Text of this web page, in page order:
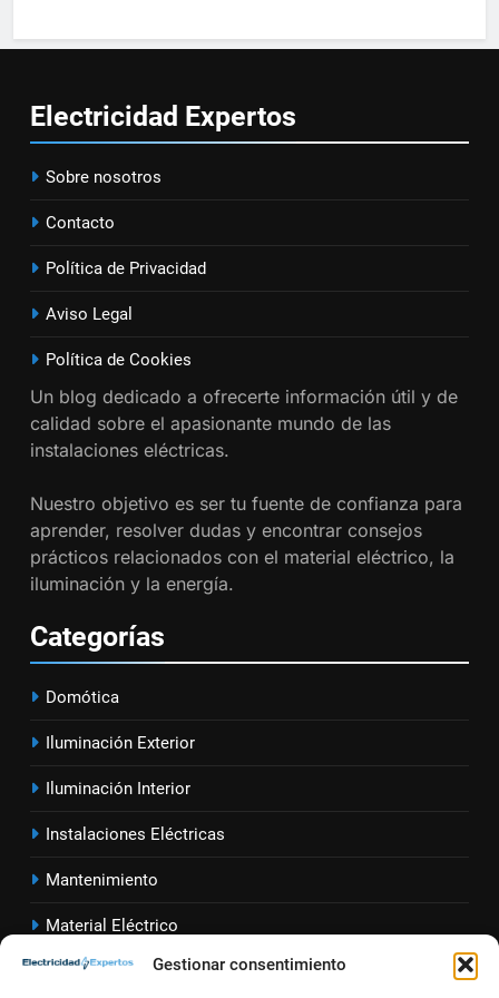
Gestionar consentimiento
Cómo instalar tomas de
INSTALACIONES ELÉCTRICAS
18
instalación eléctrica en casa.
INSTALACIONES ELÉCTRICAS
1
2
eléctricas residenciales
INSTALACIONES ELÉCTRICAS
3
oficinas modernas
INSTALACIONES ELÉCTRICAS
Electricidad Expertos
Sobre nosotros
Contacto
Política de Privacidad
Aviso Legal
Política de Cookies
Un blog dedicado a ofrecerte información útil y de
calidad sobre el apasionante mundo de las
instalaciones eléctricas.
Nuestro objetivo es ser tu fuente de confianza para
aprender, resolver dudas y encontrar consejos
prácticos relacionados con el material eléctrico, la
iluminación y la energía.
Categorías
Domótica
Iluminación Exterior
Iluminación Interior
Instalaciones Eléctricas
Mantenimiento
Material Eléctrico
Sector Eléct rico